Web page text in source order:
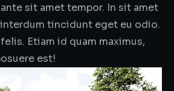
sit amet tempor. In sit amet
tincidunt eget eu odio.
Etiam id quam maximus,
est!